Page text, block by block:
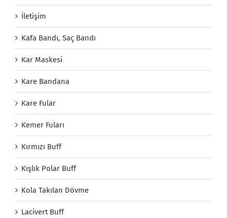
İletişim
Kafa Bandı, Saç Bandı
Kar Maskesi
Kare Bandana
Kare Fular
Kemer Fuları
Kırmızı Buff
Kışlık Polar Buff
Kola Takılan Dövme
Lacivert Buff